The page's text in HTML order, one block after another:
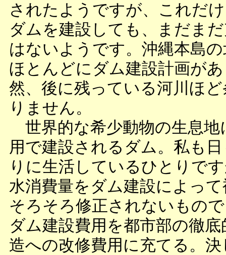
されたようですが、これだ
ダムを建設しても、まだま
はないようです。沖縄本島
ほとんどにダム建設計画が
然、後に残っている河川ほ
りません。
世界的な希少動物の生息地
用で建設されるダム。私も
りに生活しているひとりで
水消費量をダム建設によっ
そろそろ修正されないもの
ダム建設費用を都市部の徹
造への改修費用に充てる。